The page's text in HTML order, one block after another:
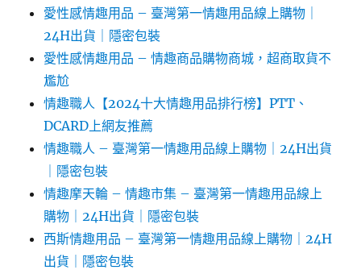
愛性感情趣用品 – 臺灣第一情趣用品線上購物｜
24H出貨｜隱密包裝
愛性感情趣用品 – 情趣商品購物商城，超商取貨不
尷尬
情趣職人【2024十大情趣用品排行榜】PTT、
DCARD上網友推薦
情趣職人 – 臺灣第一情趣用品線上購物｜24H出貨
｜隱密包裝
情趣摩天輪 – 情趣市集 – 臺灣第一情趣用品線上
購物｜24H出貨｜隱密包裝
西斯情趣用品 – 臺灣第一情趣用品線上購物｜24H
出貨｜隱密包裝